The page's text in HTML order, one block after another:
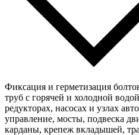
Фиксация и герметизация
труб с горячей и холодной
редукторах, насосах и узлах
управление, мосты, подвеска
карданы, крепеж вкладышей,